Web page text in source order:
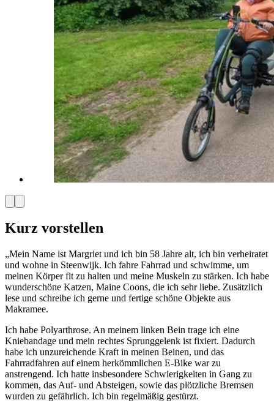
Kurz vorstellen
„Mein Name ist Margriet und ich bin 58 Jahre alt, ich bin verheiratet
und wohne in Steenwijk. Ich fahre Fahrrad und schwimme, um
meinen Körper fit zu halten und meine Muskeln zu stärken. Ich habe
wunderschöne Katzen, Maine Coons, die ich sehr liebe. Zusätzlich
lese und schreibe ich gerne und fertige schöne Objekte aus
Makramee.
Ich habe Polyarthrose. An meinem linken Bein trage ich eine
Kniebandage und mein rechtes Sprunggelenk ist fixiert. Dadurch
habe ich unzureichende Kraft in meinen Beinen, und das
Fahrradfahren auf einem herkömmlichen E-Bike war zu
anstrengend. Ich hatte insbesondere Schwierigkeiten in Gang zu
kommen, das Auf- und Absteigen, sowie das plötzliche Bremsen
wurden zu gefährlich. Ich bin regelmäßig gestürzt.